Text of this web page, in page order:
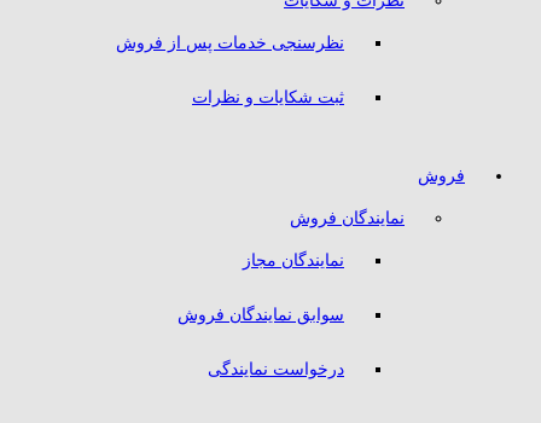
نظرسنجی خدمات پس از فروش
ثبت شکایات و نظرات
فروش
نمایندگان فروش
نمایندگان مجاز
سوابق نمایندگان فروش
درخواست نمایندگی